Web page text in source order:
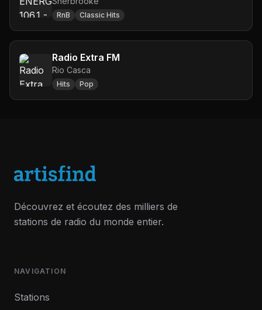
RnB Classic Hits
Radio Extra FM
Rio Casca
Hits Pop
Découvrez et écoutez des milliers de
stations de radio du monde entier.
NAVIGATION
Stations